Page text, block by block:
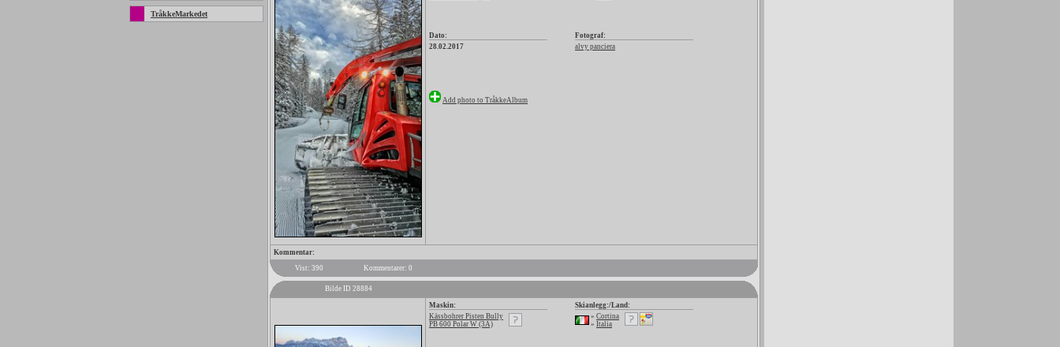
TråkkeMarkedet
Dato:
28.02.2017
Fotograf:
alvy panciera
Add photo to TråkkeAlbum
Kommentar:
Vist: 390
Kommentarer: 0
Bilde ID 28884
Maskin:
Kässbohrer Pisten Bully
PB 600 Polar W (3A)
Skianlegg:/Land:
» Cortina
» Italia